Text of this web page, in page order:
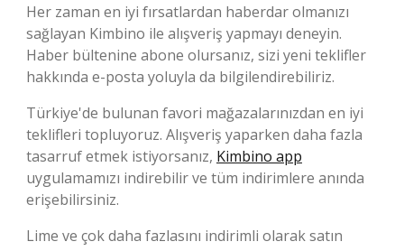
Her zaman en iyi fırsatlardan haberdar olmanızı
sağlayan Kimbino ile alışveriş yapmayı deneyin.
Haber bültenine abone olursanız, sizi yeni teklifler
hakkında e-posta yoluyla da bilgilendirebiliriz.
Türkiye'de bulunan favori mağazalarınızdan en iyi
teklifleri topluyoruz. Alışveriş yaparken daha fazla
tasarruf etmek istiyorsanız, Kimbino app
uygulamamızı indirebilir ve tüm indirimlere anında
erişebilirsiniz.
Lime ve çok daha fazlasını indirimli olarak satın